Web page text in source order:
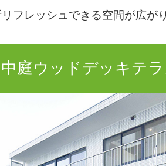
フレッシュできる空間が広が
中庭ウッドデッキテ